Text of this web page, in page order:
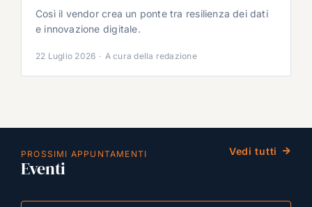
Così il vendor crea un ponte tra resilienza dei dati
e innovazione digitale.
22 Luglio 2026 · A cura della redazione
PROSSIMI APPUNTAMENTI
Eventi
Vedi tutti